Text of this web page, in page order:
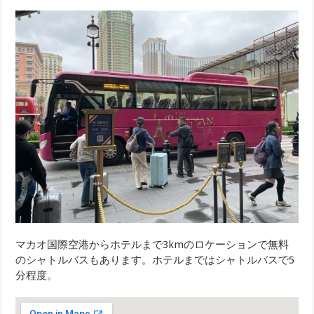
マカオ国際空港からホテルまで3kmのロケーションで無料
のシャトルバスもあります。ホテルまではシャトルバスで5
分程度。